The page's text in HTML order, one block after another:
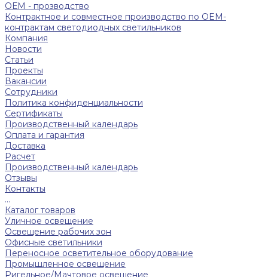
ОЕМ - прозводство
Контрактное и совместное производство по OEM-
контрактам светодиодных светильников
Компания
Новости
Статьи
Проекты
Вакансии
Сотрудники
Политика конфиденциальности
Сертификаты
Производственный календарь
Оплата и гарантия
Доставка
Расчет
Производственный календарь
Отзывы
Контакты
...
Каталог товаров
Уличное освещение
Освещение рабочих зон
Офисные светильники
Переносное осветительное оборудование
Промышленное освещение
Ригельное/Мачтовое освещение